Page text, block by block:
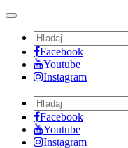
Toggle
navigation
Facebook
Youtube
Instagram
Facebook
Youtube
Instagram